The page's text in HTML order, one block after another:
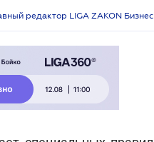
редактор LIGA ZAKON Бизнес